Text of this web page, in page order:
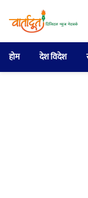
होम देश विदेश